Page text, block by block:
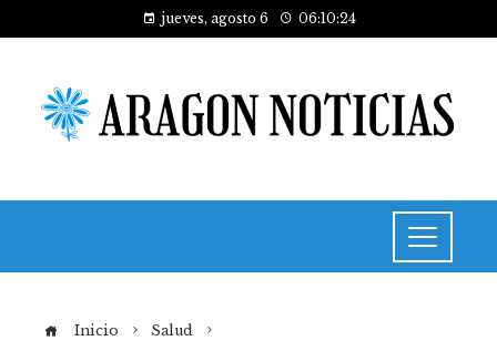
jueves, agosto 6 06:10:24
Inicio
Salud